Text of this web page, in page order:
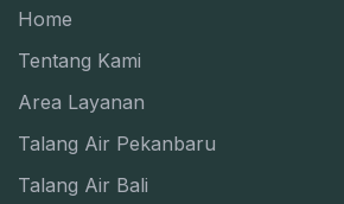
Home
Tentang Kami
Area Layanan
Talang Air Pekanbaru
Talang Air Bali